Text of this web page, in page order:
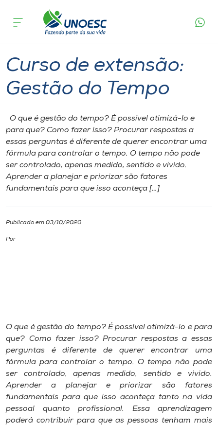
Cursos
Pesquisa
Portal de Ensino
A
Unoesc
I.nova
CPA
Biblioteca
Editora
Rádio
acontece
Curso de extensão:
Gestão do Tempo
O que é gestão do tempo? É possível otimizá-lo e
para que? Como fazer isso? Procurar respostas a
essas perguntas é diferente de querer encontrar uma
fórmula para controlar o tempo. O tempo não pode
ser controlado, apenas medido, sentido e vivido.
Aprender a planejar e priorizar são fatores
fundamentais para que isso aconteça […]
Publicado em 03/10/2020
Por
O que é gestão do tempo? É possível otimizá-lo e para
que? Como fazer isso? Procurar respostas a essas
perguntas é diferente de querer encontrar uma
fórmula para controlar o tempo. O tempo não pode
ser controlado, apenas medido, sentido e vivido.
Aprender a planejar e priorizar são fatores
fundamentais para que isso aconteça tanto na vida
pessoal quanto profissional. Essa aprendizagem
poderá contribuir para que as pessoas tenham mais